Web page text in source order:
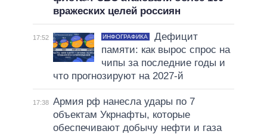
вражеских целей россиян
17:52 ИНФОГРАФИКА
Дефицит
памяти: как вырос спрос на
чипы за последние годы и
что прогнозируют на 2027-й
17:38 Армия рф нанесла удары по 7
объектам Укрнафты, которые
обеспечивают добычу нефти и газа